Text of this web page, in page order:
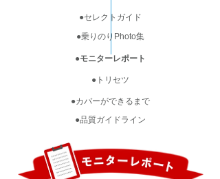
●セレクトガイド
●乗りのりPhoto集
●モニターレポート
●トリセツ
●カバーができるまで
●品質ガイドライン